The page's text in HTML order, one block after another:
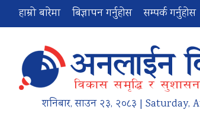
हाम्रो बारेमा बिज्ञापन गर्नुहोस सम्पर्क गर्नुहोस
शनिबार,साउन २३, २०८३ | Saturday,